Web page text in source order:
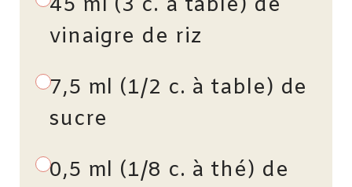
45 ml (3 c. à table) de
vinaigre de riz
7,5 ml (1/2 c. à table) de
sucre
0,5 ml (1/8 c. à thé) de